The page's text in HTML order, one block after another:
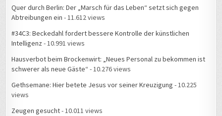
Quer durch Berlin: Der „Marsch für das Leben“ setzt sich gegen
Abtreibungen ein - 11.612 views
#34C3: Beckedahl fordert bessere Kontrolle der künstlichen
Intelligenz - 10.991 views
Hausverbot beim Brockenwirt: „Neues Personal zu bekommen ist
schwerer als neue Gäste“ - 10.276 views
Gethsemane: Hier betete Jesus vor seiner Kreuzigung - 10.225
views
Zeugen gesucht- 10.011 views